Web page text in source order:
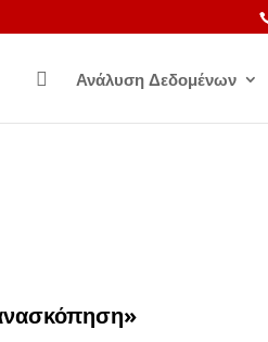
 Ανάλυση Δεδομένων